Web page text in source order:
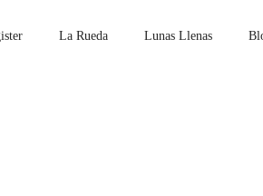
La Rueda Lunas Llenas